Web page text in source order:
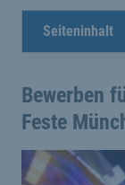
Seiteninhalt
Bewerben
Feste